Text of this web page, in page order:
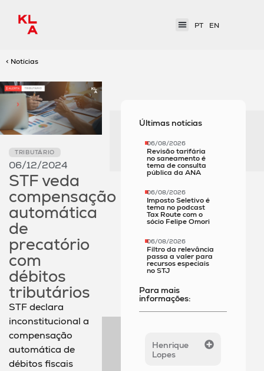
PT EN
< Notícias
TRIBUTÁRIO
06/12/2024
STF veda
compensação
automática
de
precatório
com
débitos
tributários
STF declara
inconstitucional a
compensação
automática de
débitos fiscais
Últimas notícias
06/08/2026
Revisão tarifária
no saneamento é
tema de consulta
pública da ANA
06/08/2026
Imposto Seletivo é
tema no podcast
Tax Route com o
sócio Felipe Omori
06/08/2026
Filtro da relevância
passa a valer para
recursos especiais
no STJ
Para mais
informações:
Henrique
Lopes